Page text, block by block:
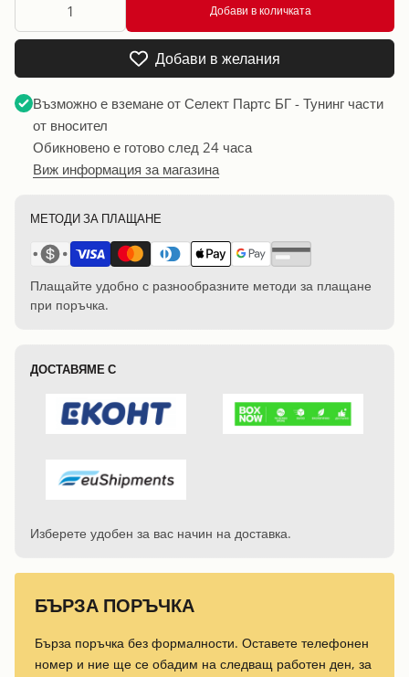
Добави в количката
Добави в желания
Възможно е вземане отСелект Партс БГ - Тунинг части
от вносител
Обикновено е готово след 24 часа
Виж информация за магазина
МЕТОДИ ЗА ПЛАЩАНЕ
Плащайте удобно с разнообразните методи за плащане
при поръчка.
ДОСТАВЯМЕ С
Изберете удобен за вас начин на доставка.
БЪРЗА ПОРЪЧКА
Бърза поръчка без формалности. Оставете телефонен
номер и ние ще се обадим на следващ работен ден, за